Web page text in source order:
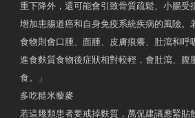
重下降外，還可能會引致骨質疏鬆、小腸受
增加患腸道癌和自身免疫系統疾病的風險。
食物則會口腫、面腫、皮膚痕癢、肚瀉和呼
進食麩質食物後症狀相對較輕，會肚瀉、腹
食。」
多吃糙米藜麥
若這幾類患者要戒掉麩質，萬侃建議應緊貼